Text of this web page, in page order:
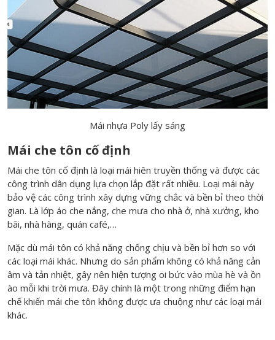
Mái nhựa Poly lấy sáng
Mái che tôn cố định
Mái che tôn cố định là loại mái hiên truyền thống và được các
công trình dân dụng lựa chọn lắp đặt rất nhiều. Loại mái này
bảo vệ các công trình xây dựng vững chắc và bền bỉ theo thời
gian. Là lớp áo che nắng, che mưa cho nhà ở, nhà xưởng, kho
bãi, nhà hàng, quán café,…
Mặc dù mái tôn có khả năng chống chịu và bền bỉ hơn so với
các loại mái khác. Nhưng do sản phẩm không có khả năng cản
âm và tản nhiệt, gây nên hiện tượng oi bức vào mùa hè và ồn
ào mỗi khi trời mưa. Đây chính là một trong những điểm hạn
chế khiến mái che tôn không được ưa chuộng như các loại mái
khác.